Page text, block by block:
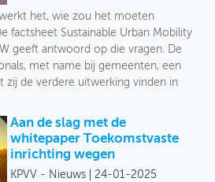
het, wie zou het moeten
factsheet Sustainable Urban Mobility
geeft antwoord op die vragen. De
met name bij gemeenten, een
zij de verdere uitwerking vinden in
Aan de slag met de
whitepaper Toekomstvaste
inrichting wegen
KPVV - Nieuws 24-01-2025